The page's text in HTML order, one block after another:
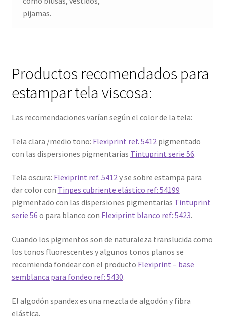
pijamas.
Productos recomendados para
estampar tela viscosa:
Las recomendaciones varían según el color de la tela:
Tela clara /medio tono: Flexiprint ref. 5412 pigmentado
con las dispersiones pigmentarias Tintuprint serie 56.
Tela oscura: Flexiprint ref. 5412y se sobre estampa para
dar color con Tinpes cubriente elástico ref: 54199
pigmentado con las dispersiones pigmentarias Tintuprint
serie 56 o para blanco con Flexiprint blanco ref: 5423.
Cuando los pigmentos son de naturaleza translucida como
los tonos fluorescentes y algunos tonos planos se
recomienda fondear con el producto Flexiprint – base
semblanca para fondeo ref: 5430.
El algodón spandex es una mezcla de algodón y fibra
elástica.